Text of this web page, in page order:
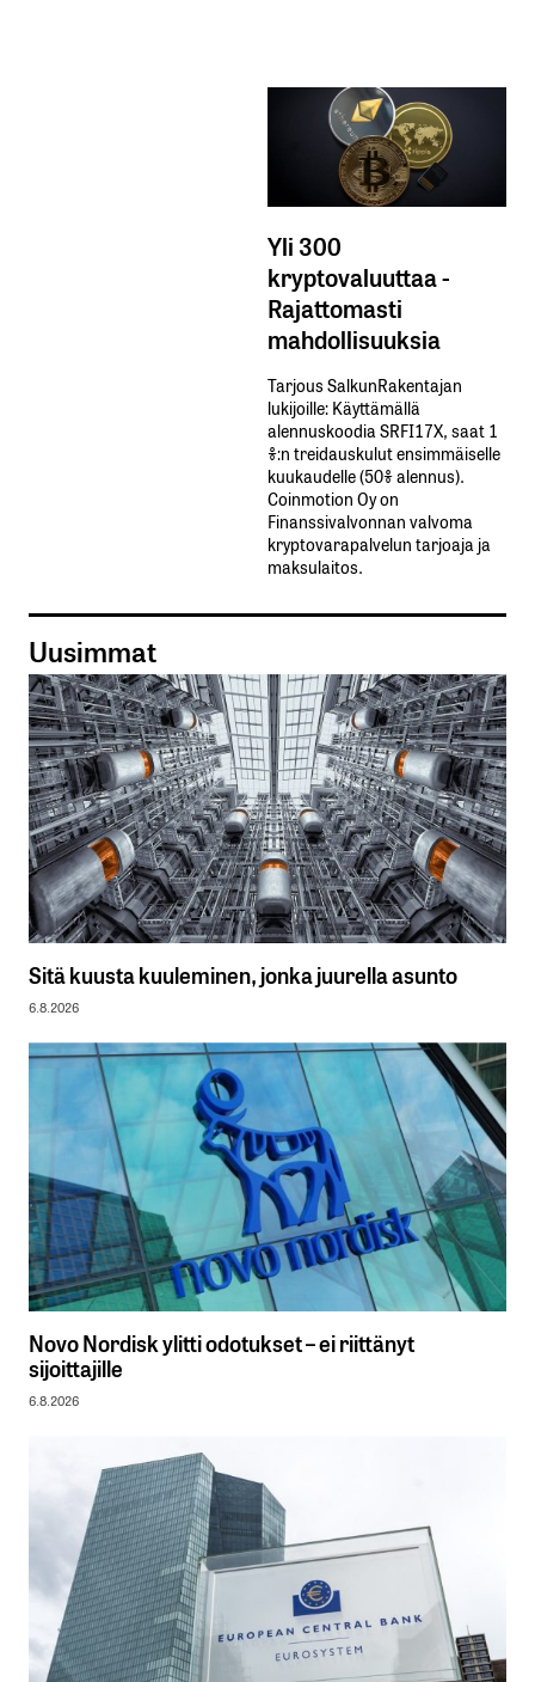
Yli 300
kryptovaluuttaa -
Rajattomasti
mahdollisuuksia
Tarjous SalkunRakentajan
lukijoille: Käyttämällä​ ​
alennuskoodia​ ​SRFI17X,​ ​saat​ ​1
%:n treidauskulut​ ​ensimmäiselle​ ​
kuukaudelle​ ​(50%​ ​alennus).
Coinmotion Oy on
Finanssivalvonnan valvoma
kryptovarapalvelun tarjoaja ja
maksulaitos.
Uusimmat
Sitä kuusta kuuleminen, jonka juurella asunto
6.8.2026
Novo Nordisk ylitti odotukset – ei riittänyt
sijoittajille
6.8.2026